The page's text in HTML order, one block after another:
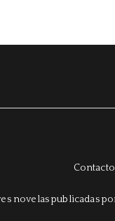
Contacto